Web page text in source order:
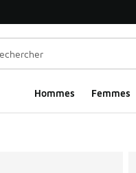
Hommes​ Femmes